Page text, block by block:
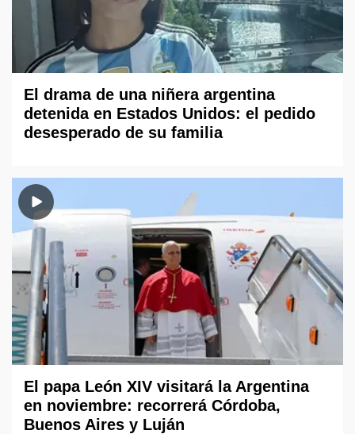
El drama de una niñera argentina
detenida en Estados Unidos: el pedido
desesperado de su familia
El papa León XIV visitará la Argentina
en noviembre: recorrerá Córdoba,
Buenos Aires y Luján